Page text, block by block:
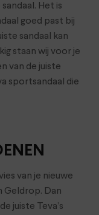
Het is
goed past bij
sandaal kan
staan wij voor je
van de juiste
sportsandaal die
van je nieuwe
Geldrop. Dan
juiste Teva’s